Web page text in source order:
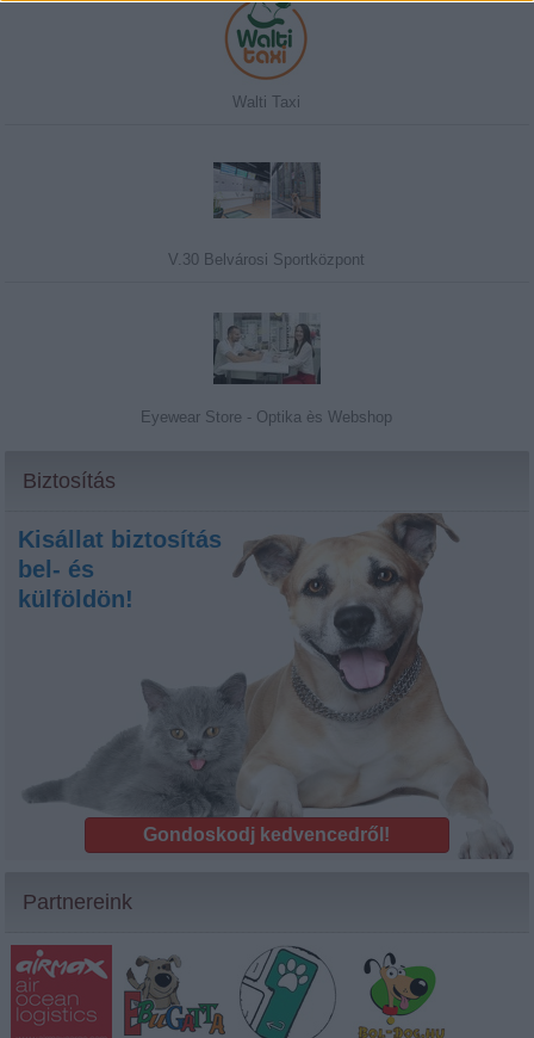
Walti Taxi
V.30 Belvárosi Sportközpont
Eyewear Store - Optika ès Webshop
Biztosítás
Kisállat biztosítás
bel- és
külföldön!
Gondoskodj kedvencedről!
Partnereink